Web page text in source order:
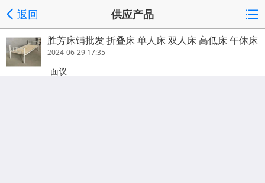
返回 供应产品
胜芳床铺批发 折叠床 单人床 双人床 高低床 午休床
行军床 竹条床 铁质板床 板床批发 鑫成林家具
2024-06-29 17:35
面议